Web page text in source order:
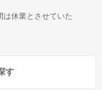
は休業とさせていた
す